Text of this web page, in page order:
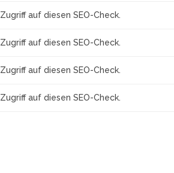
auf diesen SEO-Check.
auf diesen SEO-Check.
auf diesen SEO-Check.
auf diesen SEO-Check.